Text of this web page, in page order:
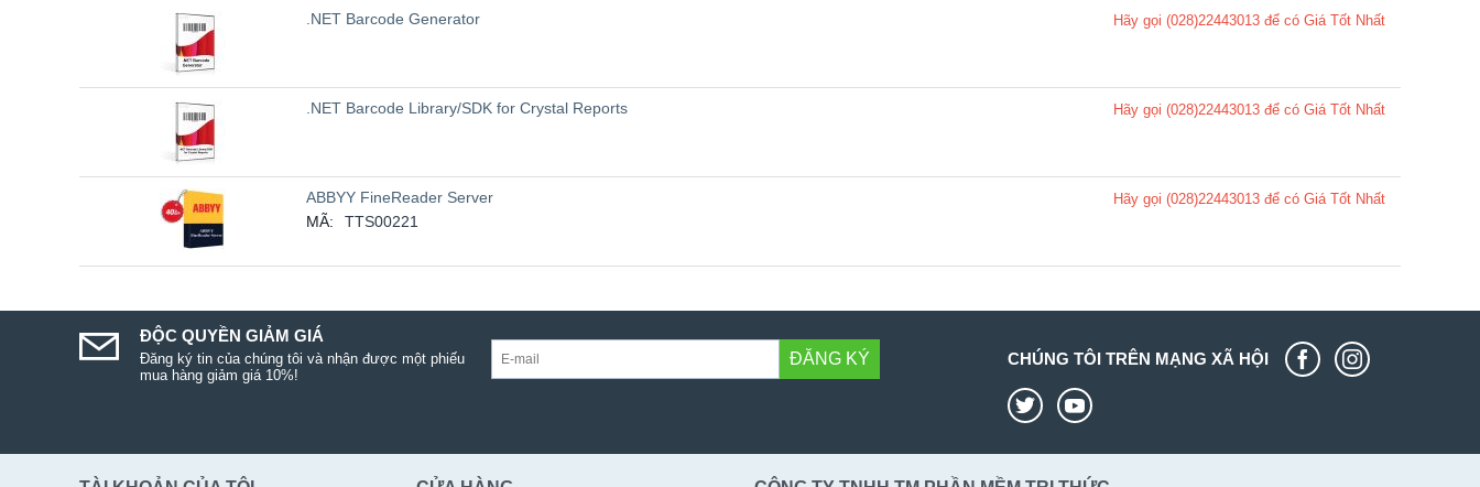
.NET Barcode Generator Hãy gọi (028)22443013 để có Giá Tốt Nhất
.NET Barcode Library/SDK for Crystal Reports Hãy gọi (028)22443013 để có Giá Tốt Nhất
ABBYY FineReader Server
MÃ:
TTS00221
Hãy gọi (028)22443013 để có Giá Tốt Nhất
ĐỘC QUYỀN GIẢM GIÁ
Đăng ký tin của chúng tôi và nhận được một phiếu
mua hàng giảm giá 10%!
ĐĂNG KÝ CHÚNG TÔI TRÊN MẠNG XÃ HỘI